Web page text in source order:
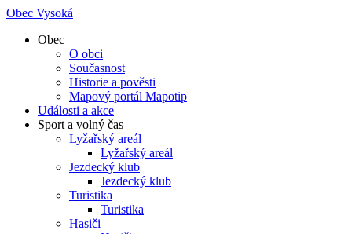
Obec Vysoká
Obec
O obci
Současnost
Historie a pověsti
Mapový portál Mapotip
Události a akce
Sport a volný čas
Lyžařský areál
Lyžařský areál
Jezdecký klub
Jezdecký klub
Turistika
Turistika
Hasiči